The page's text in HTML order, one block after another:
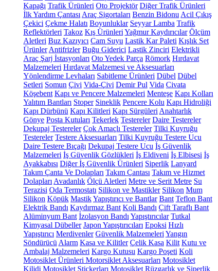
Kapağı Trafik Ürünleri Oto Projektör Diğer Trafik Ürünleri
İlk Yardım Çantası Araç Sigortaları Benzin Bidonu Acil Çıkış
Çekici Çekme Halatı Boyunluklar Seyyar Lamba Trafik
Reflektörleri Takoz Kış Ürünleri Yağmur Kaydırıcılar Ölçüm
Aletleri Buz Kazıyıcı Cam Suyu Lastik Kar Paleti Kışlık Set
Ürünler Antifrizler Buğu Giderici Lastik Zinciri Elektrikli
Araç Şarj İstasyonları Oto Yedek Parça Römork Hırdavat
Malzemeleri Hırdavat Malzemesi ve Aksesuarları
Yönlendirme Levhaları Sabitleme Ürünleri Dübel Dübel
Setleri Somun Çivi Vida-Çivi Demir Pul Vida Civata
Köşebent Kapı ve Pencere Malzemeleri Menteşe Kapı Kolları
Yalıtım Bantları Stoper Sineklik Pencere Kolu Kapı Hidroliği
Kapı Dürbünü Kapı Kilitleri Kapı Sürgüleri Anahtarlık
Gönye Posta Kutuları Tekerlek Testereler Daire Testereler
Dekupaj Testereler Çok Amaçlı Testereler Tilki Kuyruğu
Testereler Testere Aksesuarları Tilki Kuyruğu Testere Ucu
Daire Testere Bıçağı Dekupaj Testere Ucu İş Güvenlik
Malzemeleri İş Güvenlik Gözlükleri İş Eldiveni İş Elbisesi İş
Ayakkabısı Diğer İş Güvenlik Ürünleri Siperlik Lanyard
Takım Çanta Ve Dolapları Takım Çantası Takım ve Hizmet
Dolapları Avadanlık Ölçü Aletleri Metre ve Şerit Metre Su
Terazisi Oda Termostatı Silikon ve Mastikler Silikon Mum
Silikon Köpük MastikYapıştırıcı ve Bantlar Bant Teflon Bant
Elektrik Bandı Kaydırmaz Bant Koli Bandı Çift Taraflı Bant
Alüminyum Bant İzolasyon Bandı Yapıştırıcılar Tutkal
Kimyasal Dübeller Japon Yapıştırıcıları Epoksi Hızlı
Yapıştırıcı Merdivenler Güvenlik Malzemeleri Yangın
Söndürücü Alarm Kasa ve Kilitler Çelik Kasa Kilit Kutu ve
Ambalaj Malzemeleri Kargo Kutusu Kargo Poşeti Koli
Motosiklet Ürünleri Motorsiklet Aksesuarları Motosiklet
Kilidi Motosiklet Stickerları Motosiklet Rüzgarlık ve Siperlik